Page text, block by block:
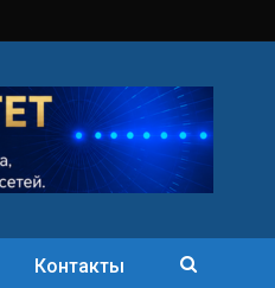
Контакты